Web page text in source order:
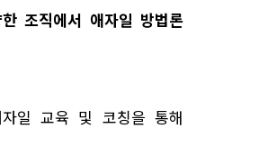
조직에서 애자일 방법론
일 교육 및 코칭을 통해